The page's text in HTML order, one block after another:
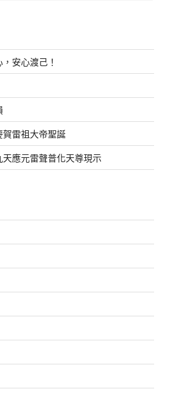
安心渡己！
雷祖大帝聖誕
應元雷聲普化天尊現示